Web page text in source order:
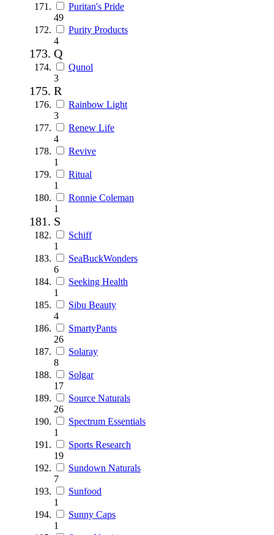
Puritan's Pride
49
Purity Products
4
Q
Qunol
3
R
Rainbow Light
3
Renew Life
4
Revive
1
Ritual
1
Ronnie Coleman
1
S
Schiff
1
SeaBuckWonders
6
Seeking Health
1
Sibu Beauty
4
SmartyPants
26
Solaray
8
Solgar
17
Source Naturals
26
Spectrum Essentials
1
Sports Research
19
Sundown Naturals
7
Sunfood
1
Sunny Caps
1